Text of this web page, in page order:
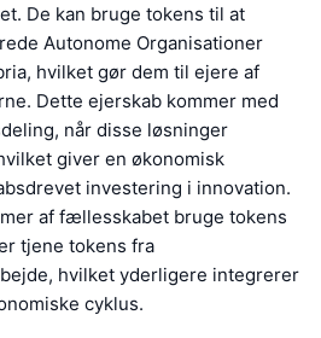
De kan bruge tokens til at
Autonome Organisationer
hvilket gør dem til ejere af
Dette ejerskab kommer med
når disse løsninger
giver en økonomisk
investering i innovation.
af fællesskabet bruge tokens
tjene tokens fra
hvilket yderligere integrerer
cyklus.